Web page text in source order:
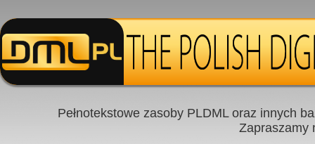
Pełnotekstowe zasoby PLDML oraz innych
Zapraszamy